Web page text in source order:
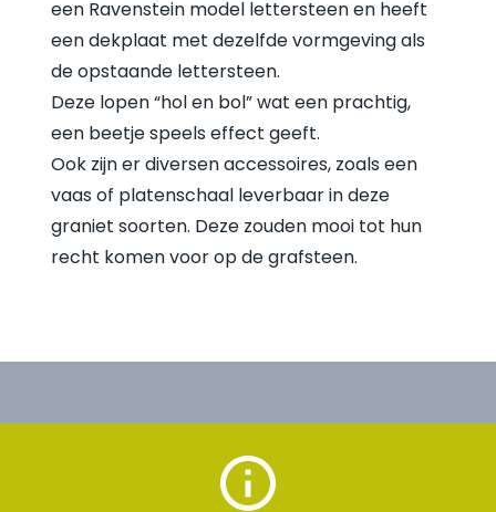
een Ravenstein model lettersteen en heeft
een dekplaat met dezelfde vormgeving als
de opstaande lettersteen.
Deze lopen “hol en bol” wat een prachtig,
een beetje speels effect geeft.
Ook zijn er diversen accessoires, zoals een
vaas of platenschaal leverbaar in deze
graniet soorten. Deze zouden mooi tot hun
recht komen voor op de grafsteen.